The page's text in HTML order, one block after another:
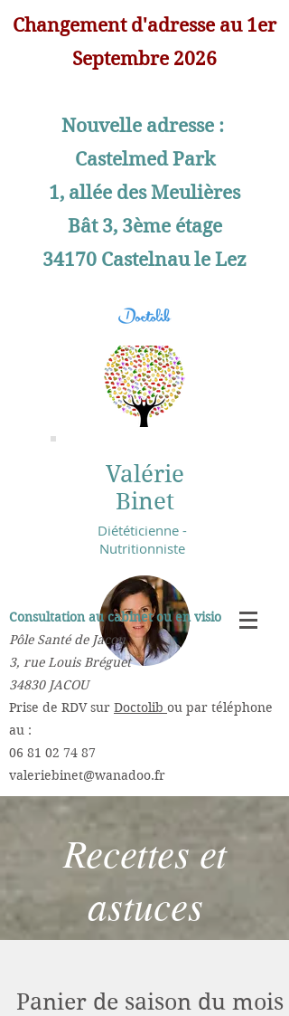
Changement d'adresse au 1er
Septembre 2026
Nouvelle adresse :
Castelmed Park
1, allée des Meulières
Bât 3, 3ème étage
34170 Castelnau le Lez
Valérie
Binet
Diététicienne -
Nutritionniste
Consultation au cabinet ou en visio :
Pôle Santé de Jacou
3, rue Louis Bréguet
34830 JACOU
​Prise de RDV sur Doctolib ou par téléphone
au :
06 81 02 74 87
valeriebinet@wanadoo.fr
Recettes et
astuces
Panier de saison du mois